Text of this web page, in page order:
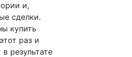
и,
сделки.
купить
раз и
результате